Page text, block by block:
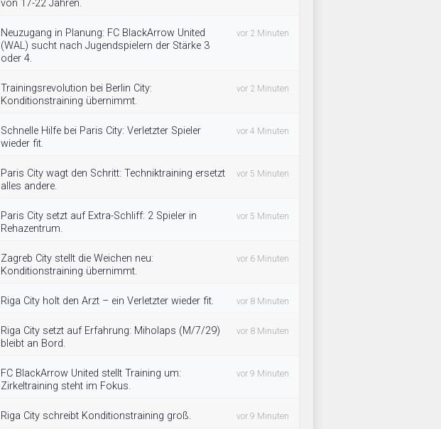
von 17-22 Jahren.
Neuzugang in Planung: FC BlackArrow United
(WAL) sucht nach Jugendspielern der Stärke 3
oder 4.
vor 2 Minuten
Trainingsrevolution bei Berlin City:
Konditionstraining übernimmt.
vor 2 Minuten
Schnelle Hilfe bei Paris City: Verletzter Spieler
wieder fit.
vor 4 Minuten
Paris City wagt den Schritt: Techniktraining ersetzt
alles andere.
vor 5 Minuten
Paris City setzt auf Extra-Schliff: 2 Spieler in
Rehazentrum.
vor 5 Minuten
Zagreb City stellt die Weichen neu:
Konditionstraining übernimmt.
vor 6 Minuten
Riga City holt den Arzt – ein Verletzter wieder fit. vor 8 Minuten
Riga City setzt auf Erfahrung: Miholaps (M/7/29)
bleibt an Bord.
vor 8 Minuten
FC BlackArrow United stellt Training um:
Zirkeltraining steht im Fokus.
vor 9 Minuten
Riga City schreibt Konditionstraining groß. vor 9 Minuten